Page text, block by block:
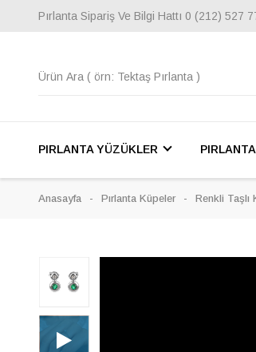
Pırlanta Sipariş Ve Bilgi Hattı 0 (212) 527
PIRLANTA YÜZÜKLER
Anasayfa Pırlanta Küpeler Renkli Taşlı